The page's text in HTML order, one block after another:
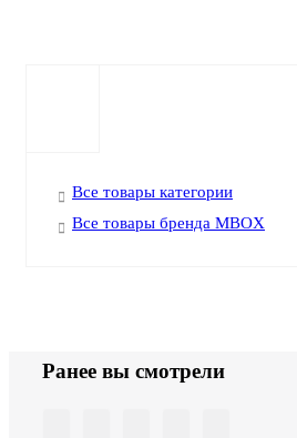
Все товары категории
Все товары бренда MBOX
Ранее вы смотрели